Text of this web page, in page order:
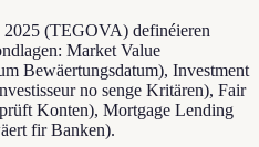
2025 (TEGOVA) definéieren
Market Value
Bewäertungsdatum), Investment
no senge Kritären), Fair
Konten), Mortgage Lending
fir Banken).